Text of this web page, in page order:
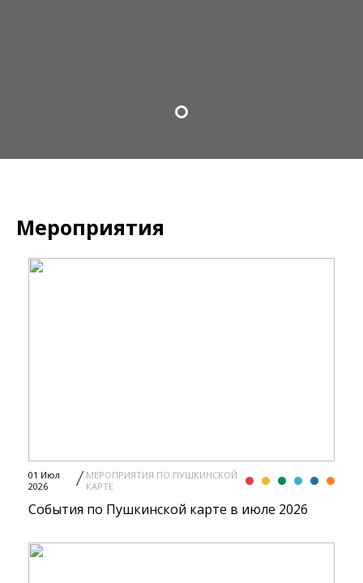
Мероприятия
01 Июл
2026
МЕРОПРИЯТИЯ ПО ПУШКИНСКОЙ
КАРТЕ
События по Пушкинской карте в июле 2026